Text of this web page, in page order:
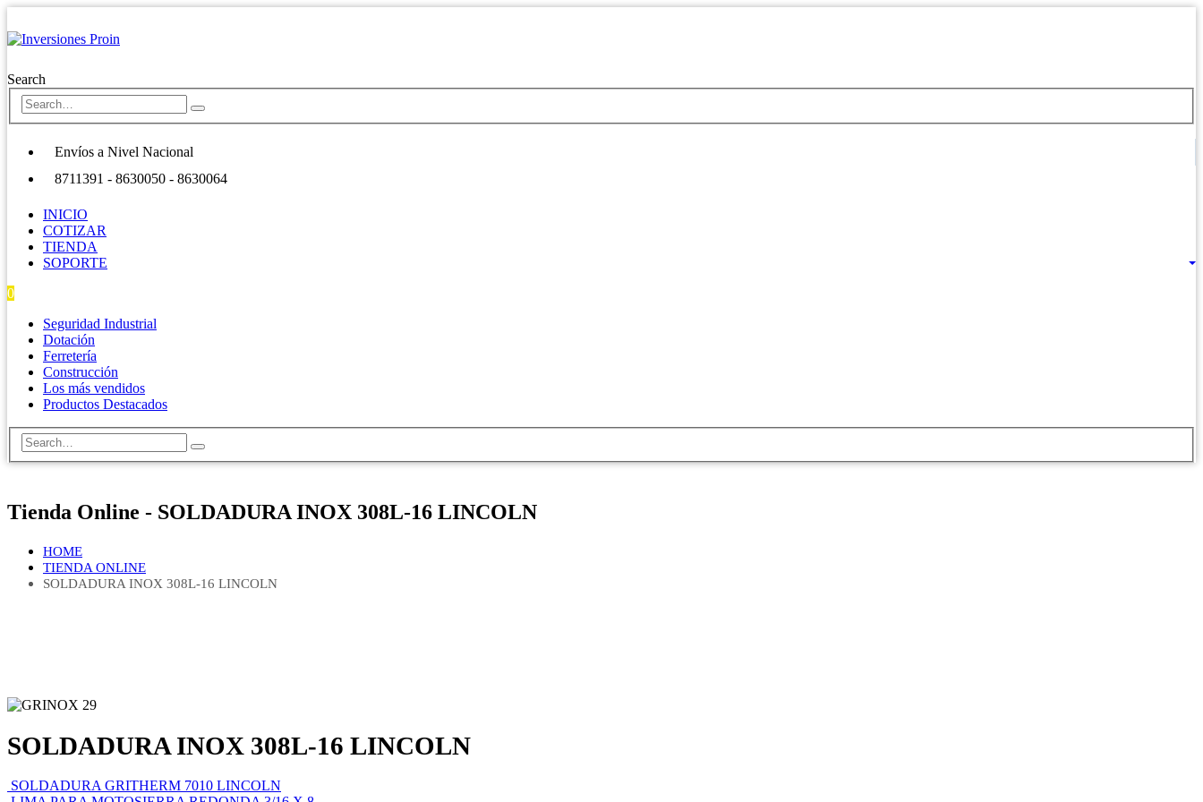
Search
Envíos a Nivel Nacional
8711391 - 8630050 - 8630064
INICIO
COTIZAR
TIENDA
SOPORTE
0
Seguridad Industrial
Dotación
Ferretería
Construcción
Los más vendidos
Productos Destacados
Tienda Online - SOLDADURA INOX 308L-16 LINCOLN
HOME
TIENDA ONLINE
SOLDADURA INOX 308L-16 LINCOLN
SOLDADURA INOX 308L-16 LINCOLN
SOLDADURA GRITHERM 7010 LINCOLN